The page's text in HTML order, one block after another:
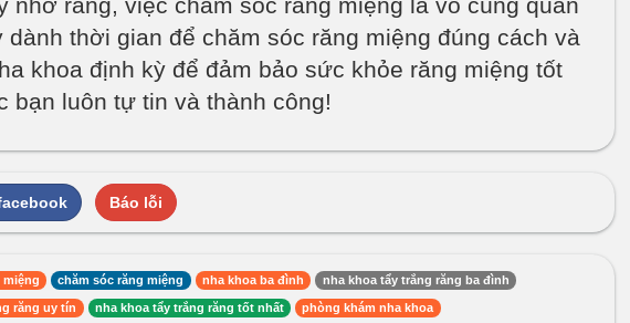
dành thời gian để chăm sóc răng miệng đúng cách và
khoa định kỳ để đảm bảo sức khỏe răng miệng tốt
bạn luôn tự tin và thành công!
Báo lỗi
miệng chăm sóc răng miệng nha khoa ba đình nha khoa tẩy trắng răng ba đình
răng uy tín nha khoa tẩy trắng răng tốt nhất phòng khám nha khoa